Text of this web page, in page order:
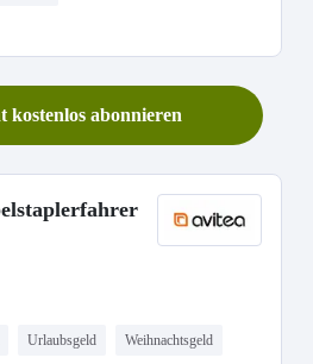
kostenlos abonnieren
Urlaubsgeld Weihnachtsgeld